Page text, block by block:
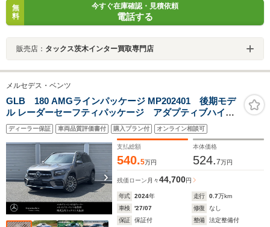
無
料
今すぐ在庫確認・見積依頼
電話する
販売店： タックス茨木インター買取専門店
メルセデス・ベンツ
GLB 180 AMGラインパッケージ MP202401 後期モデ
ル レーダーセーフティパッケージ アダプティブハイビ
ームアシストプラス マルチビームLEDヘッドライト
360度カメラ フットトランクオープナー ハーフレザー
シート&ヒーター 認定中古車2年保証
ディーラー保証 車両品質評価書付 購入プラン付 オンライン相談可
支払総額
540.5万円
本体価格
524.7万円
残価ローン 月々44,700円
年式 2024年 走行 0.7万km
車検
'27/07 修復
なし
保証
保証付 整備
法定整備付